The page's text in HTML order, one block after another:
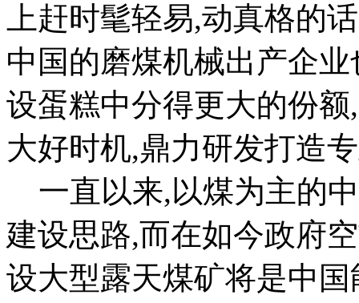
上赶时髦轻易,动真格的
中国的磨煤机械出产企
设蛋糕中分得更大的份
大好时机,鼎力研发打造
一直以来,以煤为主的
建设思路,而在如今政府
设大型露天煤矿将是中